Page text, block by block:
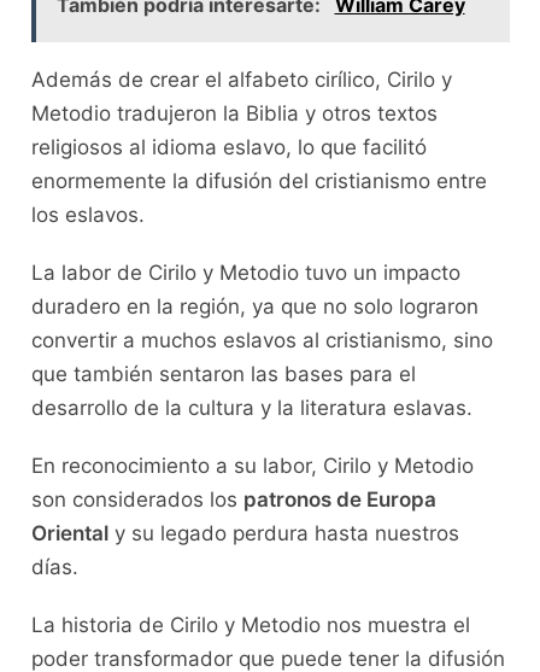
Además de crear el alfabeto cirílico, Cirilo y
Metodio tradujeron la Biblia y otros textos
religiosos al idioma eslavo, lo que facilitó
enormemente la difusión del cristianismo entre
los eslavos.
La labor de Cirilo y Metodio tuvo un impacto
duradero en la región, ya que no solo lograron
convertir a muchos eslavos al cristianismo, sino
que también sentaron las bases para el
desarrollo de la cultura y la literatura eslavas.
En reconocimiento a su labor, Cirilo y Metodio
son considerados los patronos de Europa
Orientaly su legado perdura hasta nuestros
días.
La historia de Cirilo y Metodio nos muestra el
poder transformador que puede tener la difusión